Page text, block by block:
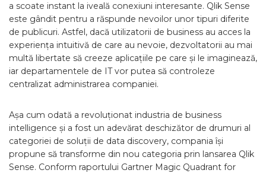
a scoate instant la iveală conexiuni interesante. Qlik Sense
este gândit pentru a răspunde nevoilor unor tipuri diferite
de publicuri. Astfel, dacă utilizatorii de business au acces la
experiența intuitivă de care au nevoie, dezvoltatorii au mai
multă libertate să creeze aplicațiile pe care și le imaginează,
iar departamentele de IT vor putea să controleze
centralizat administrarea companiei.
Așa cum odată a revoluționat industria de business
intelligence și a fost un adevărat deschizător de drumuri al
categoriei de soluții de data discovery, compania își
propune să transforme din nou categoria prin lansarea Qlik
Sense. Conform raportului Gartner Magic Quadrant for